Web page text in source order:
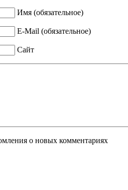
Имя (обязательное)
E-Mail (обязательное)
Сайт
о новых комментариях